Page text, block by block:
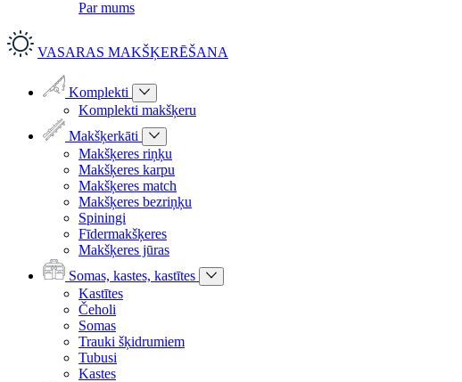
Par mums
VASARAS MAKŠĶERĒŠANA
Komplekti
Komplekti makšķeru
Makšķerkāti
Makšķeres riņķu
Makšķeres karpu
Makšķeres match
Makšķeres bezriņķu
Spiningi
Fīdermakšķeres
Makšķeres jūras
Somas, kastes, kastītes
Kastītes
Čeholi
Somas
Trauki šķidrumiem
Tubusi
Kastes